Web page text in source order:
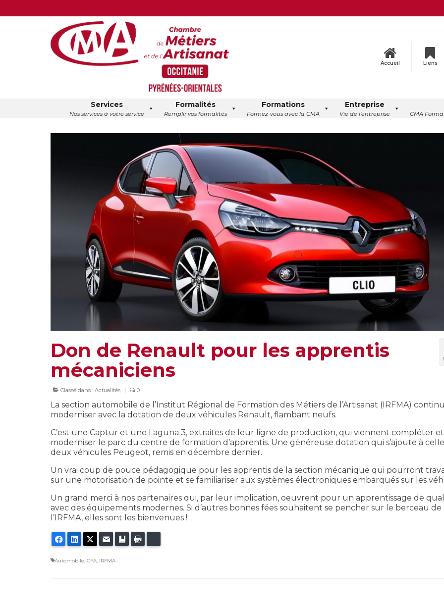
Accueil Liens
Services
Nos services à votre service
Formalités
Remplir vos formalités
Formations
Formez-vous avec la CMA
Entreprise
Vie de l’entreprise CMA
Don de Renault pour les apprentis
mécaniciens
Classé dans : Actualités | 0
La section automobile de l’Institut Régional de Formation des Métiers de l’Artisanat (IRFMA)
moderniser avec la dotation de deux véhicules Renault, flambant neufs.
C’est une Captur et une Laguna 3, extraites de leur ligne de production, qui viennent compléter et
moderniser le parc du centre de formation d’apprentis. Une généreuse dotation qui s’ajoute à
deux véhicules Peugeot, remis en décembre dernier.
Un vrai coup de pouce pédagogique pour les apprentis de la section mécanique qui pourront
sur une motorisation de pointe et se familiariser aux systèmes électroniques embarqués sur les
Un grand merci à nos partenaires qui, par leur implication, oeuvrent pour un apprentissage de
avec des équipements modernes. Si d’autres bonnes fées souhaitent se pencher sur le berceau de
l’IRFMA, elles sont les bienvenues !
FacebookLinkedInTwitter
E-mail Ajouter aux favoris
Automobile, CFA, IRFMA